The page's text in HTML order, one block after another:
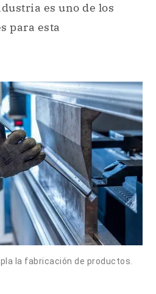
es uno de los
para esta
la fabricación de productos.